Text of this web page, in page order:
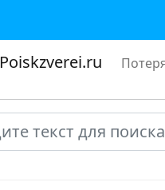
Poiskzverei.ru